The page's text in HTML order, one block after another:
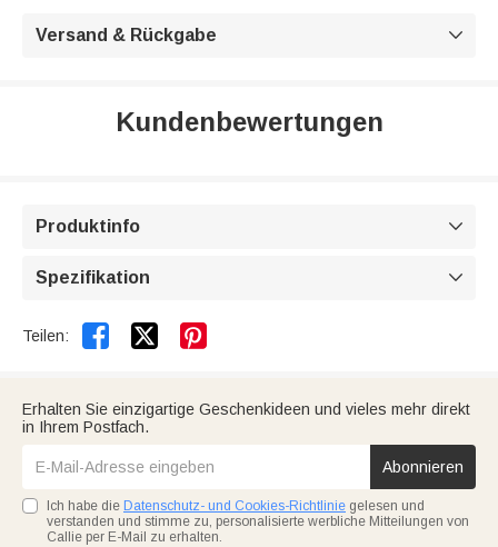
Versand & Rückgabe 
Kundenbewertungen
Produktinfo 
Spezifikation 
Teilen:  
Erhalten Sie einzigartige Geschenkideen und vieles mehr direkt
in Ihrem Postfach.
Abonnieren
Ich habe die Datenschutz- und Cookies-Richtlinie gelesen und
verstanden und stimme zu, personalisierte werbliche Mitteilungen von
Callie per E-Mail zu erhalten.